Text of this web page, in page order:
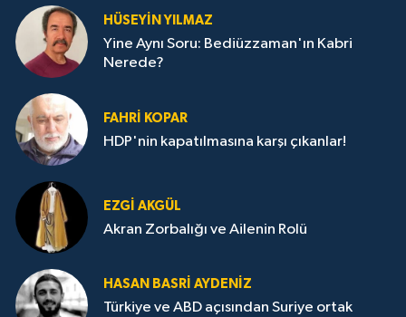
HÜSEYIN YILMAZ
Yine Aynı Soru: Bediüzzaman'ın Kabri
Nerede?
FAHRI KOPAR
HDP'nin kapatılmasına karşı çıkanlar!
EZGI AKGÜL
Akran Zorbalığı ve Ailenin Rolü
HASAN BASRI AYDENIZ
Türkiye ve ABD açısından Suriye ortak